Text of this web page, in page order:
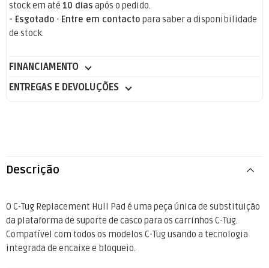
stock em até10 dias após o pedido.
- Esgotado - Entre em contacto para saber a disponibilidade
de stock.
FINANCIAMENTO
ENTREGAS E DEVOLUÇÕES
Descrição
O C-Tug Replacement Hull Pad é uma peça única de substituição
da plataforma de suporte de casco para os carrinhos C-Tug.
Compatível com todos os modelos C-Tug usando a tecnologia
integrada de encaixe e bloqueio.